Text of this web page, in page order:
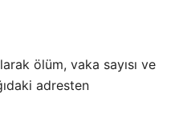
ölüm, vaka sayısı ve
adresten